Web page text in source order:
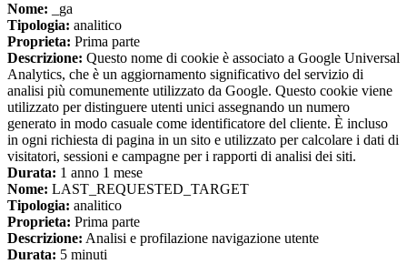
Nome: _ga
Tipologia: analitico
Proprieta: Prima parte
Descrizione: Questo nome di cookie è associato a Google Universal
Analytics, che è un aggiornamento significativo del servizio di
analisi più comunemente utilizzato da Google. Questo cookie viene
utilizzato per distinguere utenti unici assegnando un numero
generato in modo casuale come identificatore del cliente. È incluso
in ogni richiesta di pagina in un sito e utilizzato per calcolare i dati di
visitatori, sessioni e campagne per i rapporti di analisi dei siti.
Durata: 1 anno 1 mese
Nome: LAST_REQUESTED_TARGET
Tipologia: analitico
Proprieta: Prima parte
Descrizione: Analisi e profilazione navigazione utente
Durata: 5 minuti